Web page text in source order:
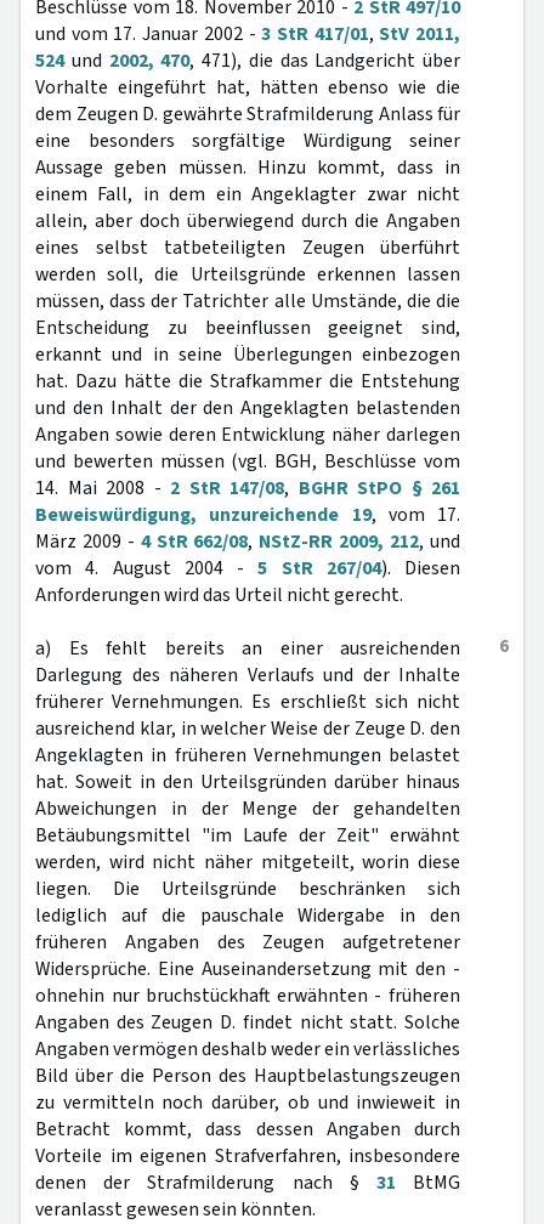
Beschlüsse vom 18. November 2010 - 2 StR 497/10
und vom 17. Januar 2002 -3 StR 417/01,StV 2011,
524und 2002, 470, 471), die das Landgericht über
Vorhalte eingeführt hat, hätten ebenso wie die
dem Zeugen D. gewährte Strafmilderung Anlass für
eine besonders sorgfältige Würdigung seiner
Aussage geben müssen. Hinzu kommt, dass in
einem Fall, in dem ein Angeklagter zwar nicht
allein, aber doch überwiegend durch die Angaben
eines selbst tatbeteiligten Zeugen überführt
werden soll, die Urteilsgründe erkennen lassen
müssen, dass der Tatrichter alle Umstände, die die
Entscheidung zu beeinflussen geeignet sind,
erkannt und in seine Überlegungen einbezogen
hat. Dazu hätte die Strafkammer die Entstehung
und den Inhalt der den Angeklagten belastenden
Angaben sowie deren Entwicklung näher darlegen
und bewerten müssen (vgl. BGH, Beschlüsse vom
14. Mai 2008 - 2 StR 147/08, BGHR StPO § 261
Beweiswürdigung, unzureichende 19, vom 17.
März 2009 - 4 StR 662/08, NStZ-RR 2009, 212, und
vom 4. August 2004 -5 StR 267/04). Diesen
Anforderungen wird das Urteil nicht gerecht.
6
a) Es fehlt bereits an einer ausreichenden
Darlegung des näheren Verlaufs und der Inhalte
früherer Vernehmungen. Es erschließt sich nicht
ausreichend klar, in welcher Weise der Zeuge D. den
Angeklagten in früheren Vernehmungen belastet
hat. Soweit in den Urteilsgründen darüber hinaus
Abweichungen in der Menge der gehandelten
Betäubungsmittel "im Laufe der Zeit" erwähnt
werden, wird nicht näher mitgeteilt, worin diese
liegen. Die Urteilsgründe beschränken sich
lediglich auf die pauschale Widergabe in den
früheren Angaben des Zeugen aufgetretener
Widersprüche. Eine Auseinandersetzung mit den -
ohnehin nur bruchstückhaft erwähnten - früheren
Angaben des Zeugen D. findet nicht statt. Solche
Angaben vermögen deshalb weder ein verlässliches
Bild über die Person des Hauptbelastungszeugen
zu vermitteln noch darüber, ob und inwieweit in
Betracht kommt, dass dessen Angaben durch
Vorteile im eigenen Strafverfahren, insbesondere
denen der Strafmilderung nach § 31 BtMG
veranlasst gewesen sein könnten.